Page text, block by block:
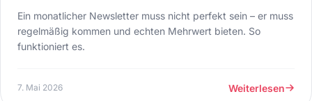
Ein monatlicher Newsletter muss nicht perfekt sein – er muss
regelmäßig kommen und echten Mehrwert bieten. So
funktioniert es.
7. Mai 2026 Weiterlesen